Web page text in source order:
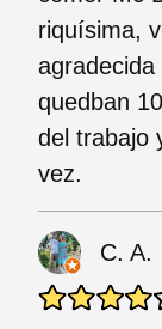
riquísima,
quedban
del trabajo
vez.
C. A.